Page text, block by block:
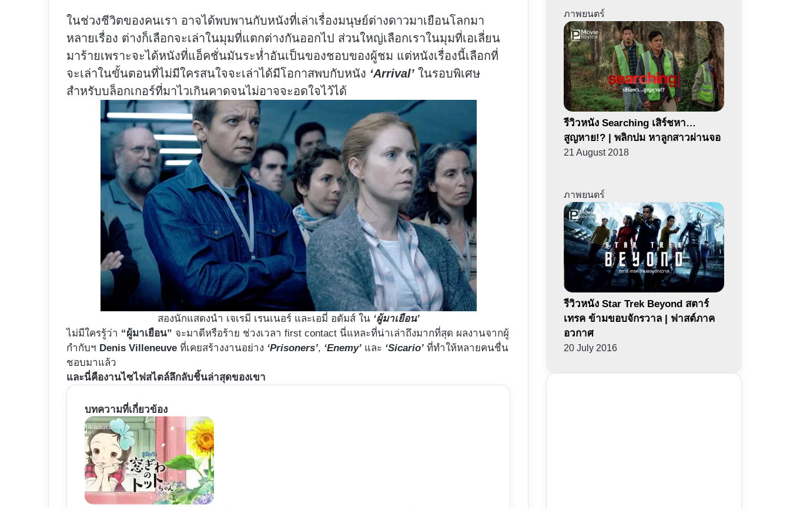
ในช่วงชีวิตของคนเรา อาจได้พบพานกับหนังที่เล่าเรื่องมนุษย์ต่างดาวมาเยือนโลกมา
หลายเรื่อง ต่างก็เลือกจะเล่าในมุมที่แตกต่างกันออกไป ส่วนใหญ่เลือกเราในมุมที่เอเลี่ยน
มาร้ายเพราะจะได้หนังที่แอ็คชั่นมันระห่ำอันเป็นของชอบของผู้ชม แต่หนังเรื่องนี้เลือกที่
จะเล่าในขั้นตอนที่ไม่มีใครสนใจจะเล่าได้มีโอกาสพบกับหนัง ‘Arrival’ ในรอบพิเศษ
สำหรับบล็อกเกอร์ที่มาไวเกินคาดจนไม่อาจจะอดใจไว้ได้
สองนักแสดงนำ เจเรมี เรนเนอร์ และเอมี่ อดัมส์ ใน ‘ผู้มาเยือน’
ไม่มีใครรู้ว่า​ “ผู้มาเยือน” จะมาดีหรือร้าย ช่วงเวลา first contact นี่แหละที่น่าเล่าถึงมากที่สุด ผลงานจากผู้
กำกับฯ​ Denis Villeneuve ที่เคยสร้างงานอย่าง ‘Prisoners’, ‘Enemy’ และ ‘Sicario’ ที่ทำให้หลายคนชื่น
ชอบมาแล้ว
และนี่คืองานไซไฟสไตล์ลึกลับชิ้นล่าสุดของเขา
บทความที่เกี่ยวข้อง
ภาพยนตร์
รีวิวหนัง Searching เสิร์ชหา…
สูญหาย!? | พลิกปม หาลูกสาวผ่านจอ
21 August 2018
ภาพยนตร์
รีวิวหนัง Star Trek Beyond สตาร์
เทรค ข้ามขอบจักรวาล | ฟาสต์ภาค
อวกาศ
20 July 2016